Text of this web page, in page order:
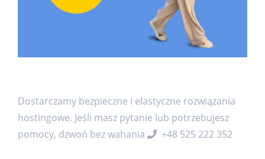
Dostarczamy bezpieczne i elastyczne rozwiązania
hostingowe. Jeśli masz pytanie lub potrzebujesz
pomocy, dzwoń bez wahania
+48 525 222 352